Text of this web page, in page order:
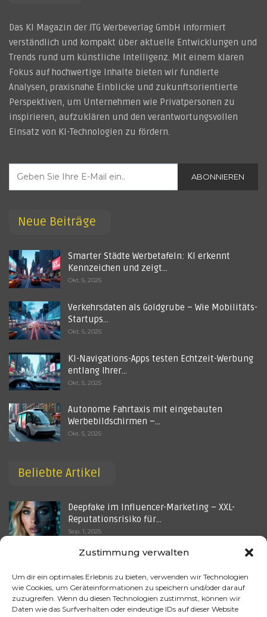
Zustimmung verwalten
Um dir ein optimales Erlebnis zu bieten, verwenden wir Technologien
wie Cookies, um Geräteinformationen zu speichern und/oder darauf
zuzugreifen. Wenn du diesen Technologien zustimmst, können wir
Daten wie das Surfverhalten oder eindeutige IDs auf dieser Website
Das KI Magazin der JTG Werbeverlag GmbH informiert
verständlich und kompakt über aktuelle Entwicklungen und
Trends rund um künstliche Intelligenz. Mit einem klaren
Fokus auf hochwertige Inhalte bieten wir fundierte
Analysen, praxisnahe Einblicke und zukunftsorientierte
Perspektiven, um Unternehmen wie Privatpersonen zu
inspirieren, aufzuklären und den verantwortungsvollen
Einsatz von KI-Technologien zu fördern.
ABONNIEREN
Neue Beiträge
Smarter Städte Werbetafeln: KI erkennt
Kennzeichen und zeigt…
Okt. 5, 2025
Verkehrsdaten als Goldgrube – Wie Mobilitäts-
Startups…
Okt. 5, 2025
KI-Navigations-Apps testen Echtzeit-Werbung
entlang Ihrer…
Okt. 5, 2025
Autonome Fahrtaxis mit eingebauten
Werbebildschirmen –…
Okt. 5, 2025
Beliebte Artikel
Deepfake im Influencer-Marketing – XXL-
Reputationsrisiko für…
Sep. 1, 2025
KI-gesteuerte Lieferkettenanalyse – Können
Welche Rolle spielt künstliche Intelligenz in